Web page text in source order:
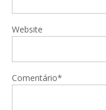
Website
Comentário*